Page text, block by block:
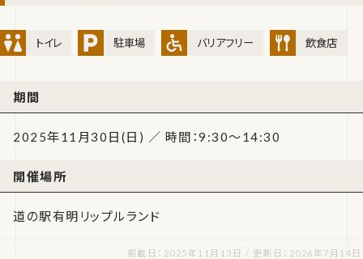
トイレ 駐車場 バリアフリー 飲食店
期間
2025年11月30日(日) ／ 時間：9:30～14:30
開催場所
道の駅有明リップルランド
掲載日：2025年11月13日 / 更新日：2026年7月14日